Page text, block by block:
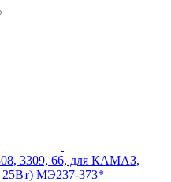
3309, 66, для КАМАЗ,
МЭ237-373*